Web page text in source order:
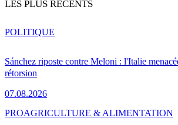
LES PLUS RÉCENTS
Sánchez riposte contre Meloni : l'Italie
rétorsion
07.08.2026
POLITIQUE
PROAGRICULTURE & ALIMENTATION